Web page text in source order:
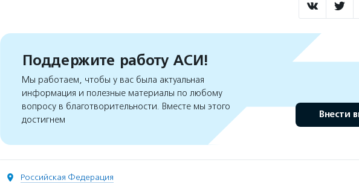
Поддержите работу АСИ!
Мы работаем, чтобы у вас была актуальная
информация и полезные материалы по любому
вопросу в благотворительности. Вместе мы этого
достигнем
Внести
Российская Федерация